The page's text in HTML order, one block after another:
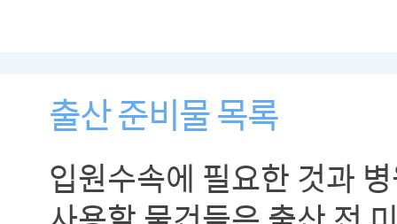
출산 준비물 목록
입원수속에 필요한 것과